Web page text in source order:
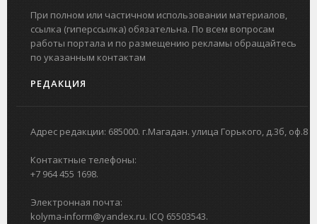
При полном или частичном использовании материалов,
ссылка (гиперссылка) обязательна. По всем вопросам
работы портала и по размещению рекламы обращайтесь
по указанным контактам
РЕДАКЦИЯ
Адрес редакции: 685000. г.Магадан. улица Горького, д.3б, оф.8
Контактные телефоны:
+7 964 455 1698.
Электронная почта:
kolyma-inform@yandex.ru. ICQ 65503543.